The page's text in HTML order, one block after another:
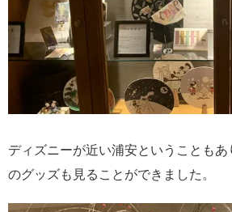
ディズニーが近い浦安ということも
のグッズも見ることができました。